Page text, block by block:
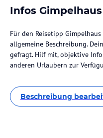
Infos Gimpelhaus
Für den Reisetipp
allgemeine Beschreibung.
gefragt. Hilf mit, objektive
anderen Urlaubern zur
Beschreibung